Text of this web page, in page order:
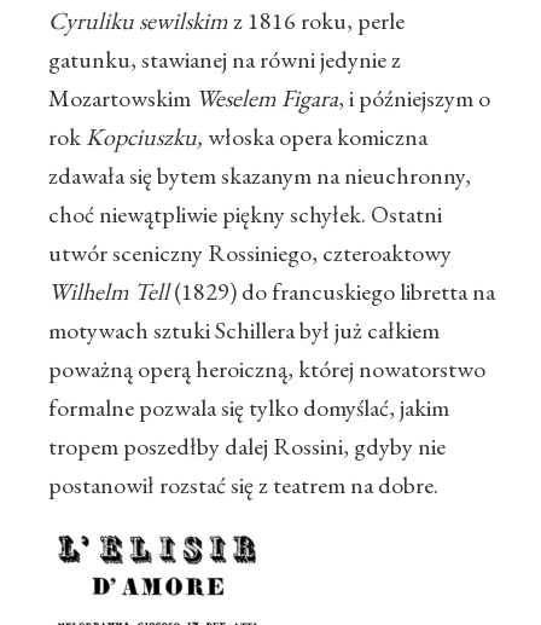
Cyruliku sewilskimz 1816 roku, perle
gatunku, stawianej na równi jedynie z
Mozartowskim Weselem Figara, i późniejszym o
rokKopciuszku,włoska opera komiczna
zdawała się bytem skazanym na nieuchronny,
choć niewątpliwie piękny schyłek. Ostatni
utwór sceniczny Rossiniego, czteroaktowy
Wilhelm Tell(1829) do francuskiego libretta na
motywach sztuki Schillera był już całkiem
poważną operą heroiczną, której nowatorstwo
formalne pozwala się tylko domyślać, jakim
tropem poszedłby dalej Rossini, gdyby nie
postanowił rozstać się z teatrem na dobre.